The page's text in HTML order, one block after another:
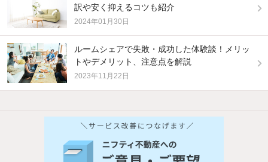
訳や安く抑えるコツも紹介
2024年01月30日
ルームシェアで失敗・成功した体験談！メリッ
トやデメリット、注意点を解説
2023年11月22日
他の人はこんな条件で絞り込んでいます！
バス・トイレ別 2階以上
新着物件メール通知